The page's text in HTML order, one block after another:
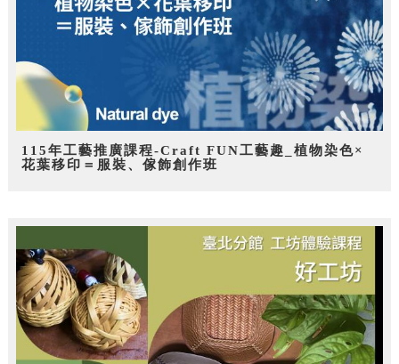
115年工藝推廣課程-Craft FUN工藝趣_植物染色×
花葉移印＝服裝、傢飾創作班